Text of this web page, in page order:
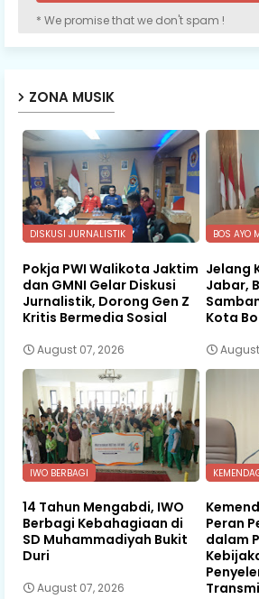
* We promise that we don't spam !
ZONA MUSIK
DISKUSI JURNALISTIK
Pokja PWI Walikota Jaktim
dan GMNI Gelar Diskusi
Jurnalistik, Dorong Gen Z
Kritis Bermedia Sosial
August 07, 2026
BOS AYO
Jelang
Jabar,
Kota
IWO BERBAGI
14 Tahun Mengabdi, IWO
Berbagi Kebahagiaan di
SD Muhammadiyah Bukit
Duri
August 07, 2026
Peran
dalam